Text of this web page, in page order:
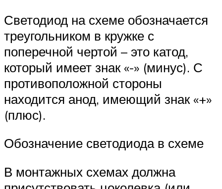
Светодиод на схеме обозначается
треугольником в кружке с
поперечной чертой – это катод,
который имеет знак «-» (минус). С
противоположной стороны
находится анод, имеющий знак «+»
(плюс).
Обозначение светодиода в схеме
В монтажных схемах должна